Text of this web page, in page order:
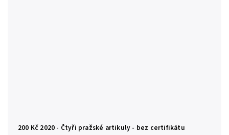
200 Kč 2020 - Čtyři pražské artikuly - bez certifikátu